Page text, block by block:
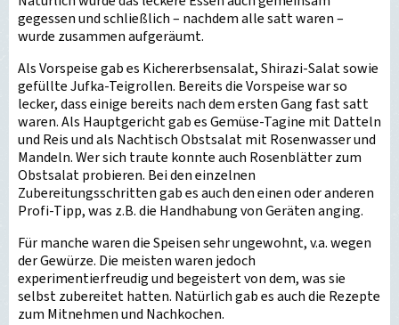
gegessen und schließlich – nachdem alle satt waren –
wurde zusammen aufgeräumt.
Als Vorspeise gab es Kichererbsensalat, Shirazi-Salat sowie
gefüllte Jufka-Teigrollen. Bereits die Vorspeise war so
lecker, dass einige bereits nach dem ersten Gang fast satt
waren. Als Hauptgericht gab es Gemüse-Tagine mit Datteln
und Reis und als Nachtisch Obstsalat mit Rosenwasser und
Mandeln. Wer sich traute konnte auch Rosenblätter zum
Obstsalat probieren. Bei den einzelnen
Zubereitungsschritten gab es auch den einen oder anderen
Profi-Tipp, was z.B. die Handhabung von Geräten anging.
Für manche waren die Speisen sehr ungewohnt, v.a. wegen
der Gewürze. Die meisten waren jedoch
experimentierfreudig und begeistert von dem, was sie
selbst zubereitet hatten. Natürlich gab es auch die Rezepte
zum Mitnehmen und Nachkochen.